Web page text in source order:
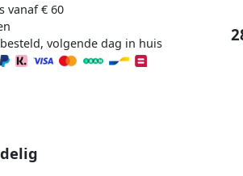
vanaf € 60
volgende dag in huis